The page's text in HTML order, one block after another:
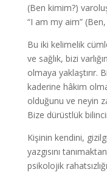
(Ben kimim?)
“I am my aim” (Ben,
Bu iki kelimelik
ve sağlık, bizi
olmaya yaklaştırır.
kaderine hâkim
olduğunu ve neyin
Bize dürüstlük
Kişinin kendini,
yazgısını
psikolojik